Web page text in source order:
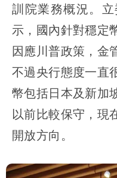
訓院業務概況。
示，國內針對穩定
因應川普政策，金
不過央行態度一直
幣包括日本及新加
以前比較保守，現
開放方向。